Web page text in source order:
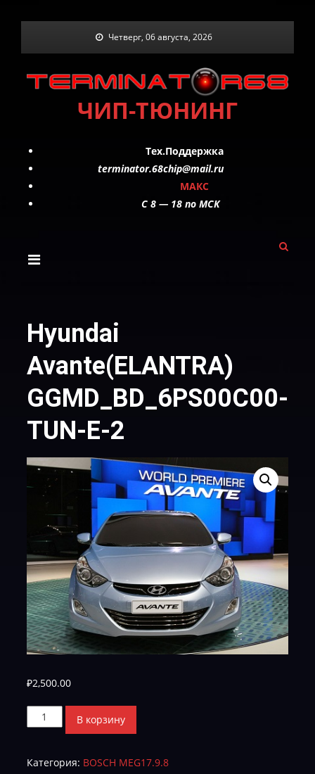
Четверг, 06 августа, 2026
ЧИП-ТЮНИНГ
Тех.Поддержка
terminator.68chip@mail.ru
МАКС
C 8 — 18 по МСК
Hyundai
Avante(ЕLANTRA)
GGMD_BD_6PS00C00-
TUN-E-2
₽2,500.00
Количество
товара
Avante(ЕLANTRA)
В корзину
Категория: BOSCH MEG17.9.8